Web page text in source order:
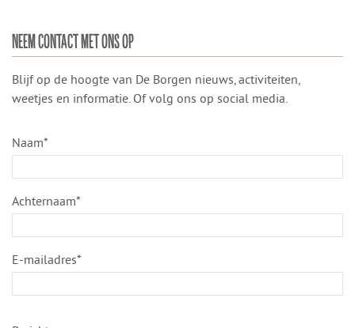
NEEM CONTACT MET ONS OP
Blijf op de hoogte van De Borgen nieuws, activiteiten,
weetjes en informatie. Of volg ons op social media.
Naam*
Achternaam*
E-mailadres*